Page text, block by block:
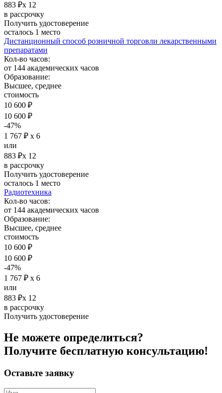
883 ₽х 12
в рассрочку
Получить удостоверение
осталось 1 место
Дистанционный способ розничной торговли лекарственными
препаратами
Кол-во часов:
от 144 академических часов
Образование:
Высшее, среднее
стоимость
10 600 ₽
10 600 ₽
-47%
1 767 ₽ х 6
или
883 ₽х 12
в рассрочку
Получить удостоверение
осталось 1 место
Радиотехника
Кол-во часов:
от 144 академических часов
Образование:
Высшее, среднее
стоимость
10 600 ₽
10 600 ₽
-47%
1 767 ₽ х 6
или
883 ₽х 12
в рассрочку
Получить удостоверение
Не можете определиться?
Получите бесплатную консультацию!
Оставьте заявку